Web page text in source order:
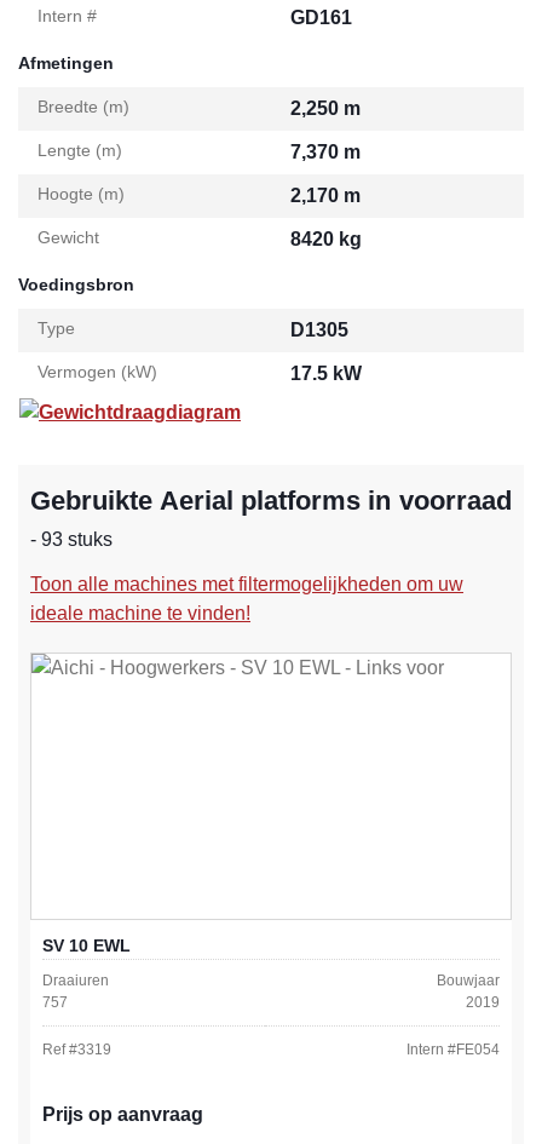
Intern # GD161
Afmetingen
Breedte (m) 2,250 m
Lengte (m) 7,370 m
Hoogte (m) 2,170 m
Gewicht 8420 kg
Voedingsbron
Type D1305
Vermogen (kW)
17.5 kW
Gewichtdraagdiagram
Gebruikte Aerial platforms in voorraad
- 93 stuks
Toon alle machines met filtermogelijkheden om uw
ideale machine te vinden!
SV 10 EWL
Draaiuren
757
Bouwjaar
2019
Ref #3319 Intern #FE054
Prijs op aanvraag